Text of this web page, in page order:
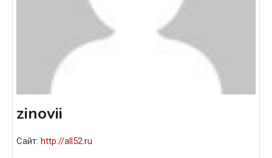
zinovii
Сайт: http://all52.ru